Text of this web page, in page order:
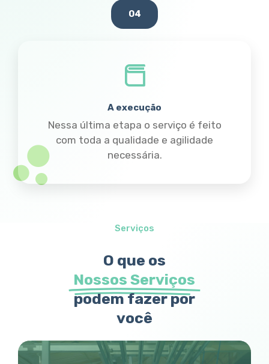
04
A execução
Nessa última etapa o serviço é feito
com toda a qualidade e agilidade
necessária.
Serviços
O que os
Nossos Serviços
podem fazer por
você